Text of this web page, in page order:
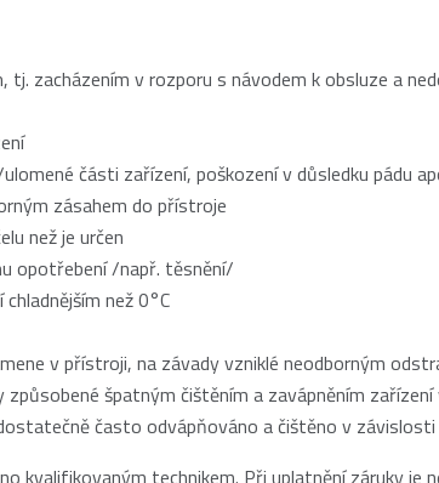
tj. zacházením v rozporu s návodem k obsluze a
části zařízení, poškození v důsledku pádu
zásahem do přístroje
než je určen
opotřebení /např. těsnění/
než 0°C
v přístroji, na závady vzniklé neodborným
špatným čištěním a zavápněním
často odvápňováno a čištěno v
kvalifikovaným technikem. Při uplatnění záruky je